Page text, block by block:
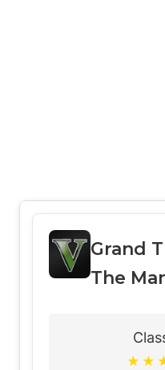
Grand
The
★ ★